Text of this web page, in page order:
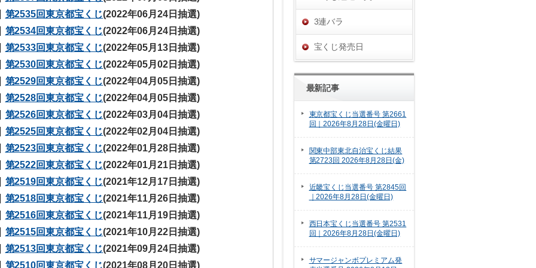
第2535回東京都宝くじ(2022年06月24日抽選)
第2534回東京都宝くじ(2022年06月24日抽選)
第2533回東京都宝くじ(2022年05月13日抽選)
第2530回東京都宝くじ(2022年05月02日抽選)
第2529回東京都宝くじ(2022年04月05日抽選)
第2528回東京都宝くじ(2022年04月05日抽選)
第2526回東京都宝くじ(2022年03月04日抽選)
第2525回東京都宝くじ(2022年02月04日抽選)
第2523回東京都宝くじ(2022年01月28日抽選)
第2522回東京都宝くじ(2022年01月21日抽選)
第2519回東京都宝くじ(2021年12月17日抽選)
第2518回東京都宝くじ(2021年11月26日抽選)
第2516回東京都宝くじ(2021年11月19日抽選)
第2515回東京都宝くじ(2021年10月22日抽選)
第2513回東京都宝くじ(2021年09月24日抽選)
第2510回東京都宝くじ(2021年08月20日抽選)
3連バラ
宝くじ発売日
最新記事
東京都宝くじ当選番号 第2661
回｜2026年8月28日(金曜日)
関東中部東北自治宝くじ結果
第2723回 2026年8月28日(金)
近畿宝くじ当選番号 第2845回
｜2026年8月28日(金曜日)
西日本宝くじ当選番号 第2531
回｜2026年8月28日(金曜日)
サマージャンボプレミアム発